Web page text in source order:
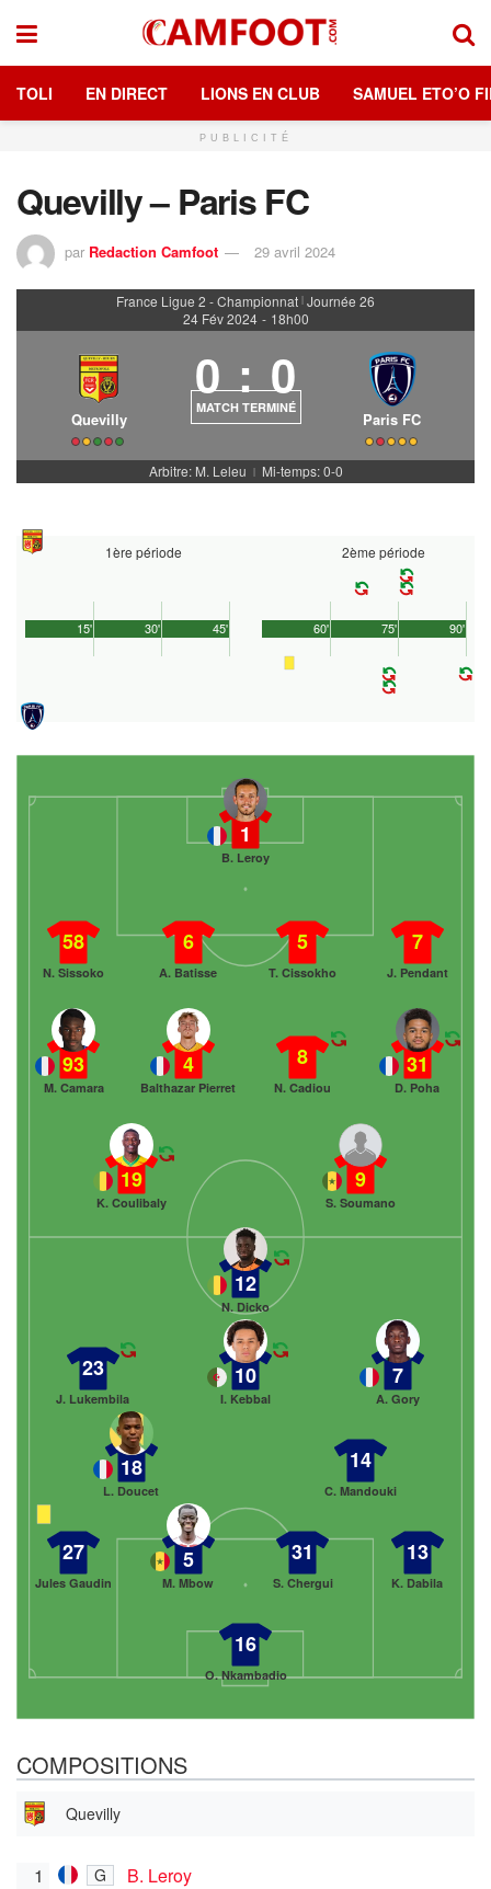
TOLI EN DIRECT LIONS EN CLUB SAMUEL ETO’O
PUBLICITÉ
Quevilly – Paris FC
par Redaction Camfoot 29 avril 2024
France Ligue 2 - Championnat | Journée 26
24 Fév 2024 - 18h00
Quevilly
0 : 0
MATCH TERMINÉ
Paris FC
Arbitre: M. Leleu | Mi-temps: 0-0
1ère période
45'
15' 30'
2ème période
90'
60' 75'
1
B. Leroy
7
J. Pendant
5
T. Cissokho
6
A. Batisse
58
N. Sissoko
31
D. Poha
8
N. Cadiou
4
Balthazar Pierret
93
M. Camara
9
S. Soumano
19
K. Coulibaly
16
O. Nkambadio
27
Jules Gaudin
5
M. Mbow
31
S. Chergui
13
K. Dabila
18
L. Doucet
14
C. Mandouki
23
J. Lukembila
10
I. Kebbal
7
A. Gory
12
N. Dicko
COMPOSITIONS
Quevilly
1 G
B. Leroy